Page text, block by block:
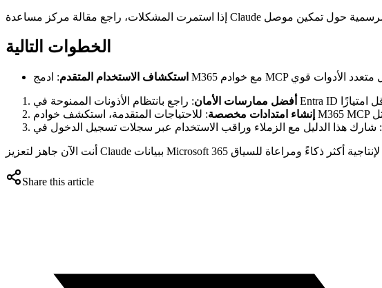
الخطوات التالية
استكشاف الاستخدام المتقدم
أفضل ممارسات الأمان
إنشاء امتدادات مخصصة
Share this article